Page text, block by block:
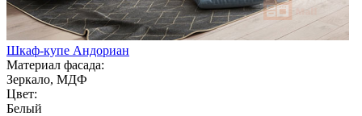
Шкаф-купе Андориан
Материал фасада:
Зеркало, МДФ
Цвет:
Белый